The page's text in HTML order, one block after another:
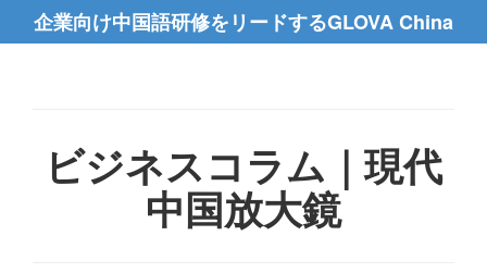
企業向け中国語研修をリードするGLOVA China
ビジネスコラム｜現代
中国放大鏡